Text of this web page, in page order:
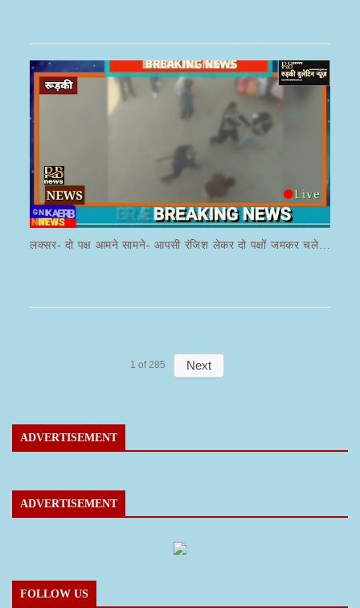
लक्सर- दो पक्ष आमने सामने- आपसी रंजिश लेकर दो पक्षों जमकर चले लाठी डंडे का वीडियो जमकर हो रहा वायरल
1 of 285 Next
ADVERTISEMENT
ADVERTISEMENT
FOLLOW US